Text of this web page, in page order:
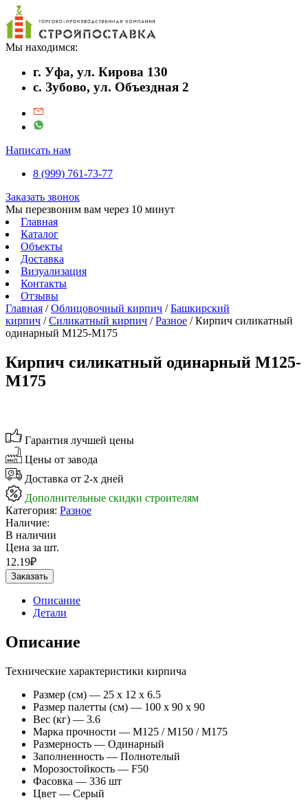
Мы находимся:
г. Уфа, ул. Кирова 130
с. Зубово, ул. Объездная 2
Написать нам
8 (999) 761-73-77
Заказать звонок
Мы перезвоним вам через 10 минут
Главная
Каталог
Объекты
Доставка
Визуализация
Контакты
Отзывы
Главная /Облицовочный кирпич /Башкирский
кирпич /Силикатный кирпич /Разное / Кирпич силикатный
одинарный М125-М175
Кирпич силикатный одинарный М125-
М175
Гарантия лучшей цены
Цены от завода
Доставка от 2-х дней
Дополнительные скидки строителям
Категория: Разное
Наличие:
В наличии
Цена за шт.
12.19₽
Заказать
Описание
Детали
Описание
Технические характеристики кирпича
Размер (см) — 25 x 12 x 6.5
Размер палетты (см) — 100 x 90 x 90
Вес (кг) — 3.6
Марка прочности — М125 / M150 / M175
Размерность — Одинарный
Заполненность — Полнотелый
Морозостойкость — F50
Фасовка — 336 шт
Цвет — Серый